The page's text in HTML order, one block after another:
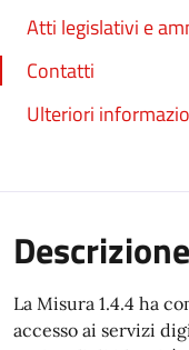
Atti legislativi e
Contatti
Ulteriori
La Misura 1.4.4 ha
accesso ai servizi